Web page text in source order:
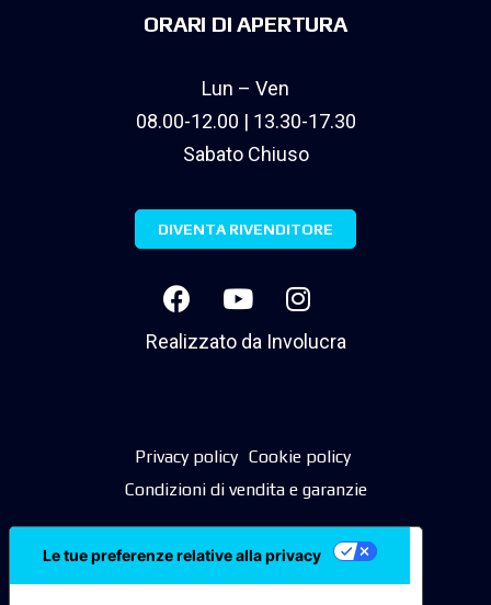
ORARI DI APERTURA
Lun – Ven
08.00-12.00 | 13.30-17.30
Sabato Chiuso
DIVENTA RIVENDITORE
Realizzato da Involucra
Privacy policy Cookie policy
Condizioni di vendita e garanzie
Le tue preferenze relative alla privacy